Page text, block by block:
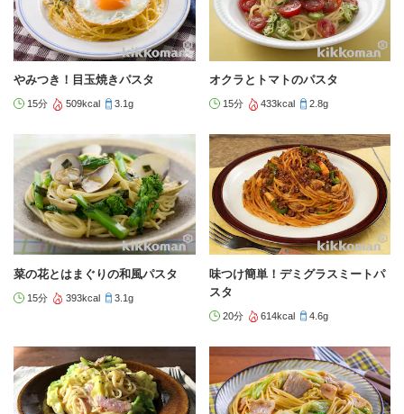
やみつき！目玉焼きパスタ
15分 509kcal 3.1g
オクラとトマトのパスタ
15分 433kcal 2.8g
菜の花とはまぐりの和風パスタ
15分 393kcal 3.1g
味つけ簡単！デミグラスミートパ
スタ
20分 614kcal 4.6g